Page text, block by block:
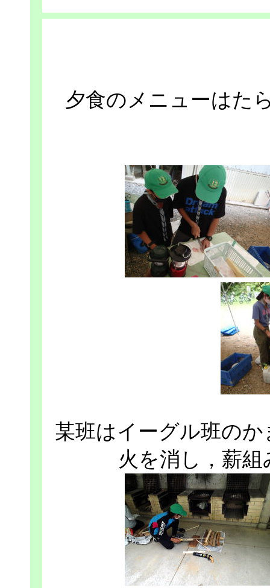
夕食のメニューはた
某班はイーグル班の
火を消し，薪